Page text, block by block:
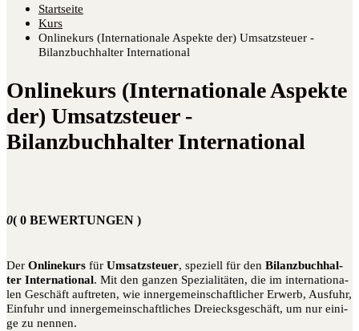
Startseite
Kurs
Onlinekurs (Internationale Aspekte der) Umsatzsteuer -
Bilanzbuchhalter International
Onlinekurs (Internationale Aspekte
der) Umsatzsteuer -
Bilanzbuchhalter International
0( 0 BEWERTUNGEN )
Der Online­kurs für Umsatz­steu­er, spe­zi­ell für den Bilanz­buch­hal­
ter Inter­na­tio­nal. Mit den gan­zen Spe­zia­li­tä­ten, die im inter­na­tio­na­
len Geschäft auf­tre­ten, wie inner­ge­mein­schaft­li­cher Erwerb, Aus­fuhr,
Ein­fuhr und inner­ge­mein­schaft­li­ches Drei­ecks­ge­schäft, um nur eini­
ge zu nennen.